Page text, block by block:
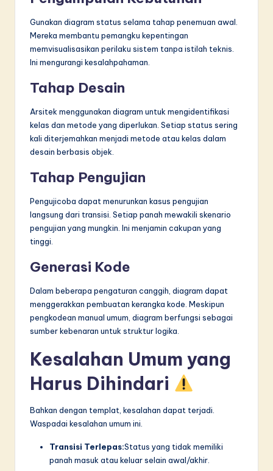
Gunakan diagram status selama tahap penemuan awal.
Mereka membantu pemangku kepentingan
memvisualisasikan perilaku sistem tanpa istilah teknis.
Ini mengurangi kesalahpahaman.
Tahap Desain
Arsitek menggunakan diagram untuk mengidentifikasi
kelas dan metode yang diperlukan. Setiap status sering
kali diterjemahkan menjadi metode atau kelas dalam
desain berbasis objek.
Tahap Pengujian
Pengujicoba dapat menurunkan kasus pengujian
langsung dari transisi. Setiap panah mewakili skenario
pengujian yang mungkin. Ini menjamin cakupan yang
tinggi.
Generasi Kode
Dalam beberapa pengaturan canggih, diagram dapat
menggerakkan pembuatan kerangka kode. Meskipun
pengkodean manual umum, diagram berfungsi sebagai
sumber kebenaran untuk struktur logika.
Kesalahan Umum yang
Harus Dihindari
Bahkan dengan templat, kesalahan dapat terjadi.
Waspadai kesalahan umum ini.
Transisi Terlepas:Status yang tidak memiliki
panah masuk atau keluar selain awal/akhir.